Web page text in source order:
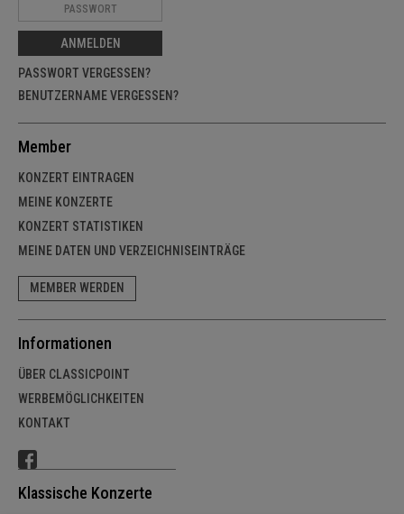
ANMELDEN
PASSWORT VERGESSEN?
BENUTZERNAME VERGESSEN?
Member
KONZERT EINTRAGEN
MEINE KONZERTE
KONZERT STATISTIKEN
MEINE DATEN UND VERZEICHNISEINTRÄGE
MEMBER WERDEN
Informationen
ÜBER CLASSICPOINT
WERBEMÖGLICHKEITEN
KONTAKT
Klassische Konzerte